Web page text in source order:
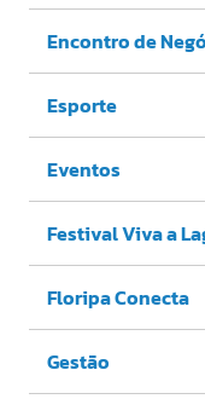
Encontro de
Esporte
Eventos
Festival Viva a
Floripa Conecta
Gestão